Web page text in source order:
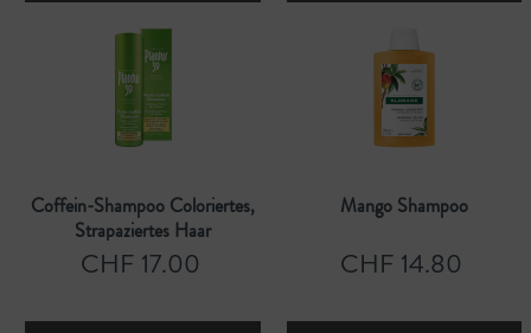
Coffein-Shampoo Coloriertes,
Strapaziertes Haar
CHF 17.00
Mango Shampoo
CHF 14.80